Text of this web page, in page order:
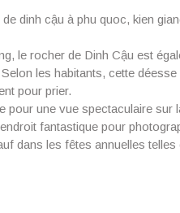
le rocher de Dinh Cậu est
les habitants, cette
pour prier.
pour une vue spectaculaire
fantastique pour
dans les fêtes annuelles